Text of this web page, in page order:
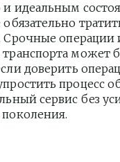
и идеальным
Срочные операции
может
доверить
процесс
сервис без
поколения.